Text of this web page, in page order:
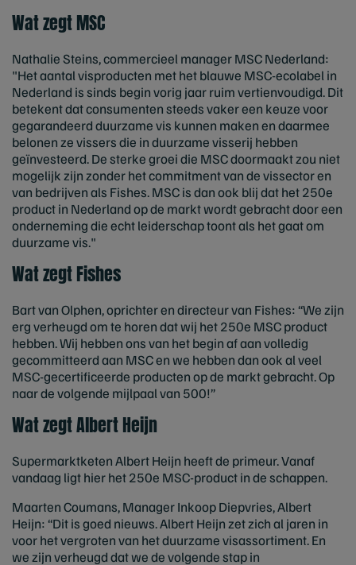
Wat zegt MSC
Nathalie Steins, commercieel manager MSC Nederland:
"Het aantal visproducten met het blauwe MSC-ecolabel in
Nederland is sinds begin vorig jaar ruim vertienvoudigd. Dit
betekent dat consumenten steeds vaker een keuze voor
gegarandeerd duurzame vis kunnen maken en daarmee
belonen ze vissers die in duurzame visserij hebben
geïnvesteerd. De sterke groei die MSC doormaakt zou niet
mogelijk zijn zonder het commitment van de vissector en
van bedrijven als Fishes. MSC is dan ook blij dat het 250e
product in Nederland op de markt wordt gebracht door een
onderneming die echt leiderschap toont als het gaat om
duurzame vis."
Wat zegt Fishes
Bart van Olphen, oprichter en directeur van Fishes: “We zijn
erg verheugd om te horen dat wij het 250e MSC product
hebben. Wij hebben ons van het begin af aan volledig
gecommitteerd aan MSC en we hebben dan ook al veel
MSC-gecertificeerde producten op de markt gebracht. Op
naar de volgende mijlpaal van 500!”
Wat zegt Albert Heijn
Supermarktketen Albert Heijn heeft de primeur. Vanaf
vandaag ligt hier het 250e MSC-product in de schappen.
Maarten Coumans, Manager Inkoop Diepvries, Albert
Heijn: “Dit is goed nieuws. Albert Heijn zet zich al jaren in
voor het vergroten van het duurzame visassortiment. En
we zijn verheugd dat we de volgende stap in